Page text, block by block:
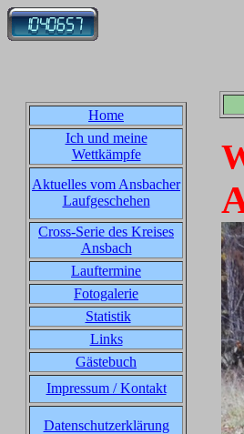
Home
Ich und meine
Wettkämpfe
Aktuelles vom Ansbacher
Laufgeschehen
Cross-Serie des Kreises
Ansbach
Lauftermine
Fotogalerie
Statistik
Links
Gästebuch
Impressum / Kontakt
Datenschutzerklärung